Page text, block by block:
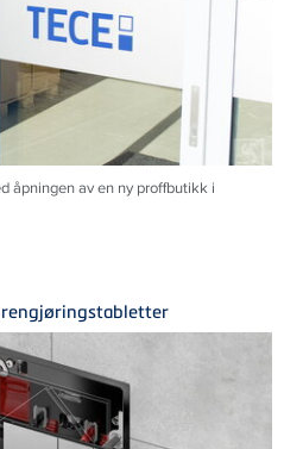
åpningen av en ny proffbutikk i